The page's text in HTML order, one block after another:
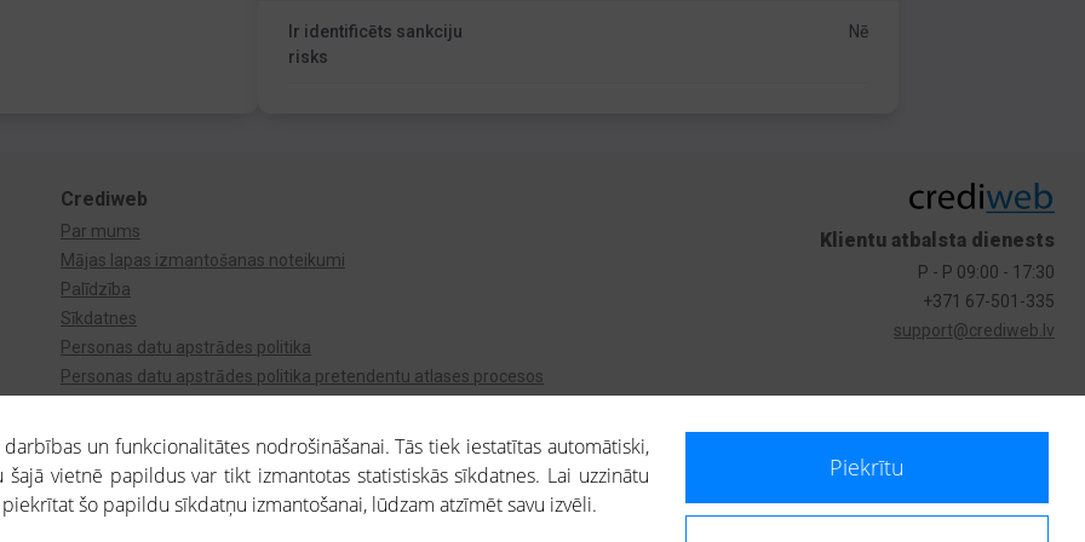
Ir identificēts sankciju
risks
Nē
Crediweb
Par mums
Mājas lapas izmantošanas noteikumi
Palīdzība
Sīkdatnes
Personas datu apstrādes politika
Personas datu apstrādes politika pretendentu atlases procesos
Klientu atbalsta dienests
P - P 09:00 - 17:30
+371 67-501-335
support@crediweb.lv
un funkcionalitātes nodrošināšanai. Tās tiek iestatītas automātiski,
vietnē papildus var tikt izmantotas statistiskās sīkdatnes. Lai uzzinātu
piekrītat šo papildu sīkdatņu izmantošanai, lūdzam atzīmēt savu izvēli.
Piekrītu